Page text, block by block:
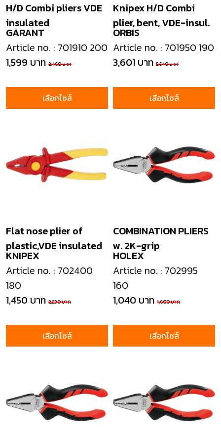
GARANT
H/D Combi pliers VDE
insulated
Article no. : 701910 200
1,599 บาท 2,460 บาท
เลือกไซส์
ORBIS
Knipex H/D Combi
plier, bent, VDE-insul.
Article no. : 701950 190
3,601 บาท 5,540 บาท
เลือกไซส์
KNIPEX
Flat nose plier of
plastic,VDE insulated
Article no. : 702400
180
1,450 บาท 2,230 บาท
เลือกไซส์
HOLEX
COMBINATION PLIERS
w. 2K-grip
Article no. : 702995
160
1,040 บาท 1,600 บาท
เลือกไซส์